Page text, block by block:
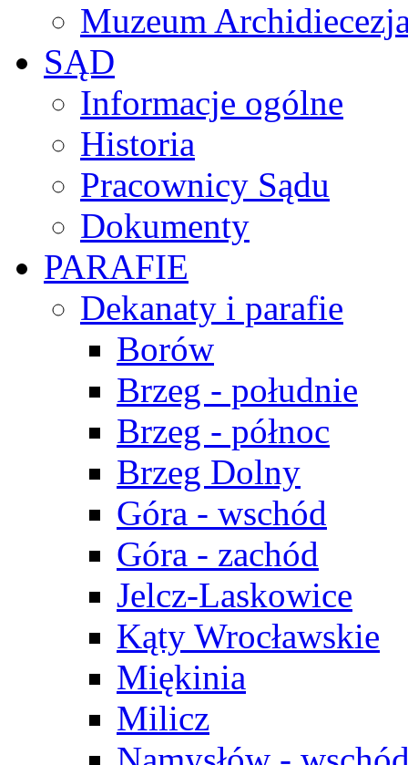
Muzeum
SĄD
Informacje ogólne
Historia
Pracownicy Sądu
Dokumenty
PARAFIE
Dekanaty i parafie
Borów
Brzeg - południe
Brzeg - północ
Brzeg Dolny
Góra - wschód
Góra - zachód
Jelcz-Laskowice
Kąty Wrocławskie
Miękinia
Milicz